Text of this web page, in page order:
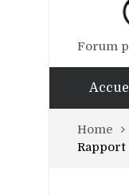
Forum
Home
Rapport